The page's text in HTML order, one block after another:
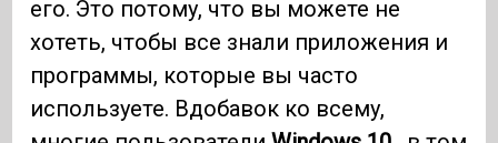
его. Это потому, что вы можете не
хотеть, чтобы все знали приложения и
программы, которые вы часто
используете. Вдобавок ко всему,